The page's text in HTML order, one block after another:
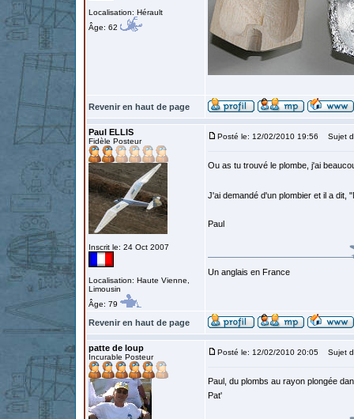
Localisation: Hérault
Âge: 62
Revenir en haut de page
Paul ELLIS
Fidèle Posteur
Inscrit le: 24 Oct 2007
Localisation: Haute Vienne,
Limousin
Âge: 79
Posté le: 12/02/2010 19:56 Sujet
Ou as tu trouvé le plombe, j'ai
J'ai demandé d'un plombier et il a dit,
Paul
Un anglais en France
Revenir en haut de page
patte de loup
Incurable Posteur
Posté le: 12/02/2010 20:05 Sujet
Paul, du plombs au rayon plongée
Pat'